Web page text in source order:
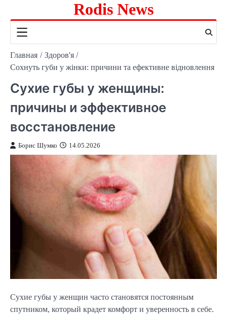
содержимому
Rodis News
Главная
Здоров'я
Сохнуть губи у жінки: причини та ефективне відновлення
Сухие губы у женщины:
причины и эффективное
восстановление
Борис Шумко 14.05.2026
Сухие губы у женщин часто становятся постоянным
спутником, который крадет комфорт и уверенность в себе.